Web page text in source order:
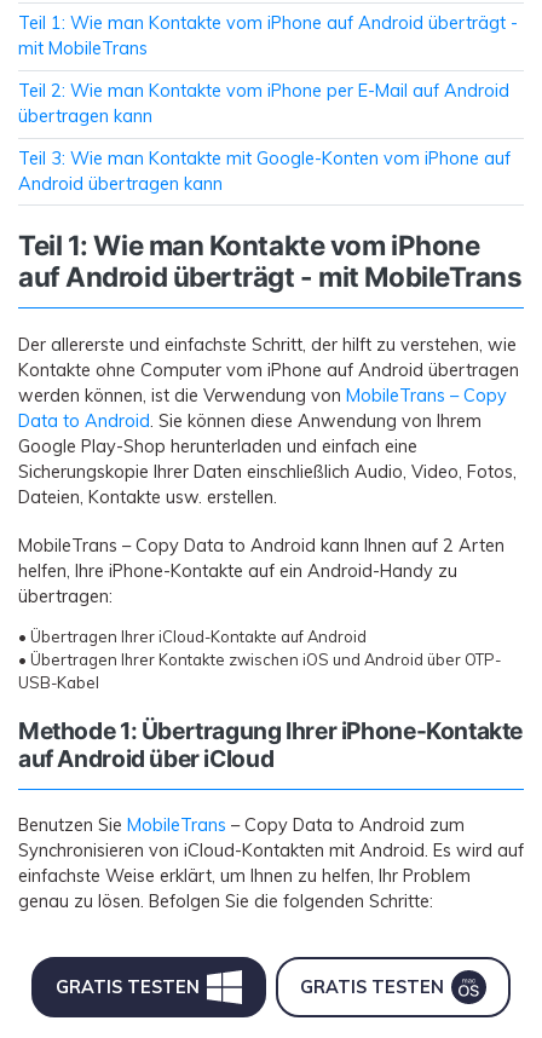
Teil 1: Wie man Kontakte vom iPhone auf Android überträgt -
mit MobileTrans
Teil 2: Wie man Kontakte vom iPhone per E-Mail auf Android
übertragen kann
Teil 3: Wie man Kontakte mit Google-Konten vom iPhone auf
Android übertragen kann
Teil 1: Wie man Kontakte vom iPhone
auf Android überträgt - mit MobileTrans
Der allererste und einfachste Schritt, der hilft zu verstehen, wie
Kontakte ohne Computer vom iPhone auf Android übertragen
werden können, ist die Verwendung von MobileTrans – Copy
Data to Android . Sie können diese Anwendung von Ihrem
Google Play-Shop herunterladen und einfach eine
Sicherungskopie Ihrer Daten einschließlich Audio, Video, Fotos,
Dateien, Kontakte usw. erstellen.
MobileTrans – Copy Data to Android kann Ihnen auf 2 Arten
helfen, Ihre iPhone-Kontakte auf ein Android-Handy zu
übertragen:
• Übertragen Ihrer iCloud-Kontakte auf Android
• Übertragen Ihrer Kontakte zwischen iOS und Android über OTP-
USB-Kabel
Methode 1: Übertragung Ihrer iPhone-Kontakte
auf Android über iCloud
Benutzen Sie MobileTrans – Copy Data to Android zum
Synchronisieren von iCloud-Kontakten mit Android. Es wird auf
einfachste Weise erklärt, um Ihnen zu helfen, Ihr Problem
genau zu lösen. Befolgen Sie die folgenden Schritte:
GRATIS TESTEN GRATIS TESTEN